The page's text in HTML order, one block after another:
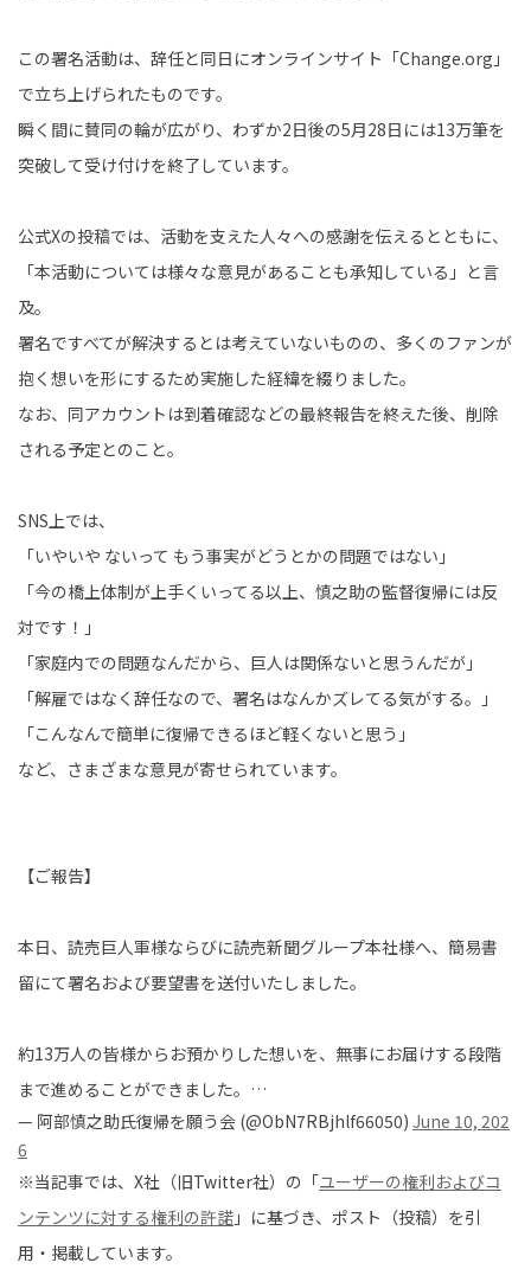
この署名活動は、辞任と同日にオンラインサイト「Change.org」
で立ち上げられたものです。
瞬く間に賛同の輪が広がり、わずか2日後の5月28日には13万筆を
突破して受け付けを終了しています。
公式Xの投稿では、活動を支えた人々への感謝を伝えるとともに、
「本活動については様々な意見があることも承知している」と言
及。
署名ですべてが解決するとは考えていないものの、多くのファンが
抱く想いを形にするため実施した経緯を綴りました。
なお、同アカウントは到着確認などの最終報告を終えた後、削除
される予定とのこと。
SNS上では、
「いやいや ないって もう事実がどうとかの問題ではない」
「今の橋上体制が上手くいってる以上、慎之助の監督復帰には反
対です！」
「家庭内での問題なんだから、巨人は関係ないと思うんだが」
「解雇ではなく辞任なので、署名はなんかズレてる気がする。」
「こんなんで簡単に復帰できるほど軽くないと思う」
など、さまざまな意見が寄せられています。
【ご報告】
本日、読売巨人軍様ならびに読売新聞グループ本社様へ、簡易書
留にて署名および要望書を送付いたしました。
約13万人の皆様からお預かりした想いを、無事にお届けする段階
まで進めることができました。…
— 阿部慎之助氏復帰を願う会 (@ObN7RBjhlf66050) June 10, 202
6
※当記事では、X社（旧Twitter社）の「ユーザーの権利およびコ
ンテンツに対する権利の許諾 」に基づき、ポスト（投稿）を引
用・掲載しています。